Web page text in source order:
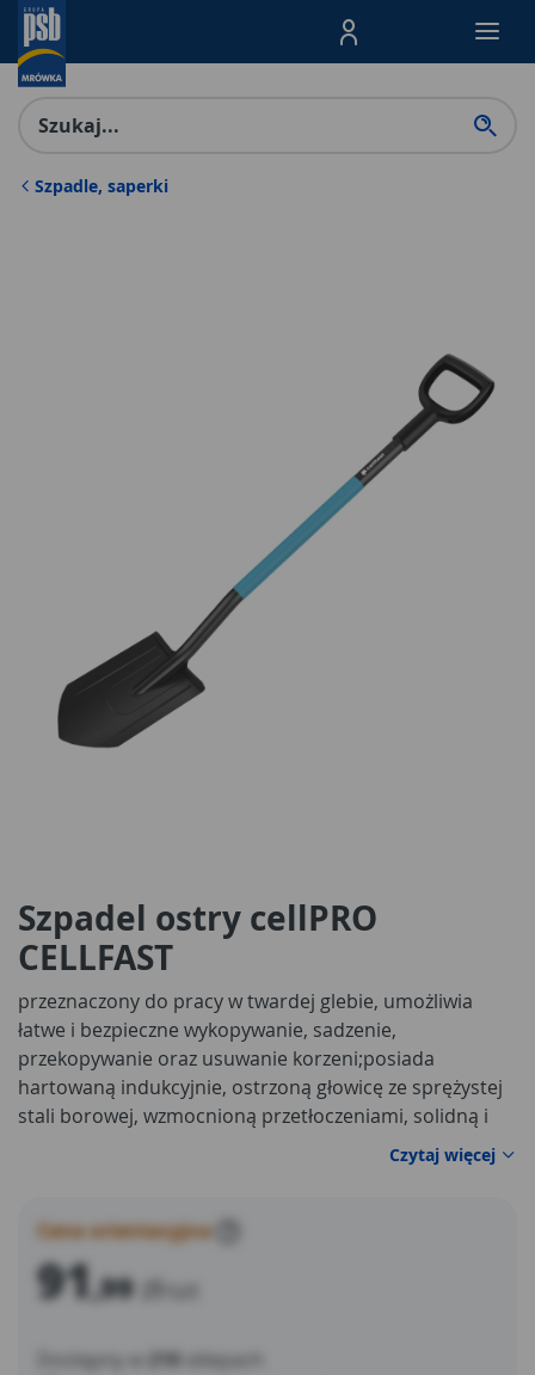
Menu Produktów,
Szpadle, saperki
Szpadel ostry cellPRO
CELLFAST
przeznaczony do pracy w twardej glebie, umożliwia
łatwe i bezpieczne wykopywanie, sadzenie,
przekopywanie oraz usuwanie korzeni;posiada
hartowaną indukcyjnie, ostrzoną głowicę ze sprężystej
stali borowej, wzmocnioną przetłoczeniami, solidną i
Czytaj więcej
Cena orientacyjna
91,99 zł
Dostępny w 210
sklepach